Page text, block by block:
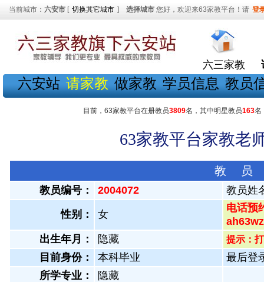
当前城市： 六安市 [ 切换其它城市 ] 选择城市 您好，欢迎来63家教平台！请 登
六三家教
六安站 请家教 做家教 学员信息 教员
目前，63家教平台在册教员3809名，其中明星教员163名
63家教平台家教老
教 员
教员编号： 2004072 教员姓
性别： 女
电话预
出生年月：
隐藏 提示：
目前身份： 本科毕业
最后登
所学专业：
隐藏